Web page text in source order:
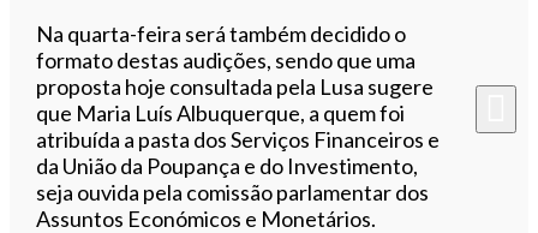
Na quarta-feira será também decidido o
formato destas audições, sendo que uma
proposta hoje consultada pela Lusa sugere
que Maria Luís Albuquerque, a quem foi
atribuída a pasta dos Serviços Financeiros e
da União da Poupança e do Investimento,
seja ouvida pela comissão parlamentar dos
Assuntos Económicos e Monetários.